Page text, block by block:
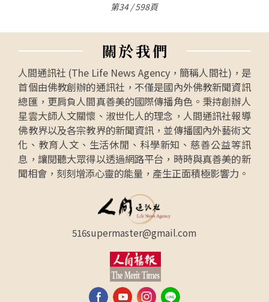
第34 / 598頁
關於我們
人間通訊社 (The Life News Agency，簡稱人間社)，是
首個由佛教創辦的通訊社，不僅是國內外佛教新聞資訊
總匯，更肩負人間真善美的國際傳播角色。秉持創辦人
星雲大師人文關懷、淑世化人的理念，人間通訊社報導
佛教界以及各宗教界的新聞資訊，並傳播國內外藝術文
化、教育人文、生活休閒、科學新知、慈善公益等訊
息，讓閱聽大眾得以透過網路平台，時時與真善美的新
聞相會，刻刻增添心靈的能量，產生正面積極影響力。
516supermaster@gmail.com